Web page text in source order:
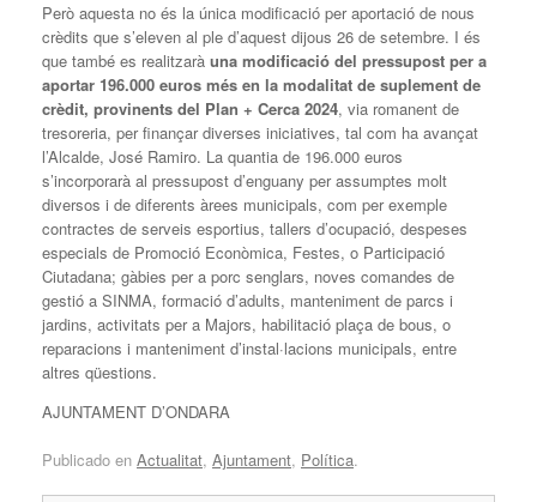
Però aquesta no és la única modificació per aportació de nous
crèdits que s’eleven al ple d’aquest dijous 26 de setembre. I és
que també es realitzarà una modificació del pressupost per a
aportar 196.000 euros més en la modalitat de suplement de
crèdit, provinents del Plan + Cerca 2024, via romanent de
tresoreria, per finançar diverses iniciatives, tal com ha avançat
l’Alcalde, José Ramiro. La quantia de 196.000 euros
s’incorporarà al pressupost d’enguany per assumptes molt
diversos i de diferents àrees municipals, com per exemple
contractes de serveis esportius, tallers d’ocupació, despeses
especials de Promoció Econòmica, Festes, o Participació
Ciutadana; gàbies per a porc senglars, noves comandes de
gestió a SINMA, formació d’adults, manteniment de parcs i
jardins, activitats per a Majors, habilitació plaça de bous, o
reparacions i manteniment d’instal·lacions municipals, entre
altres qüestions.
AJUNTAMENT D’ONDARA
Publicado en Actualitat, Ajuntament, Política.